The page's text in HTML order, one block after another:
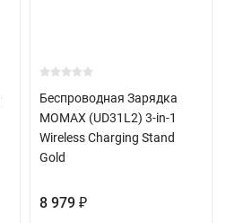
Беспроводная Зарядка
MOMAX (UD31L2) 3-in-1
Wireless Charging Stand
Gold
8 979 ₽